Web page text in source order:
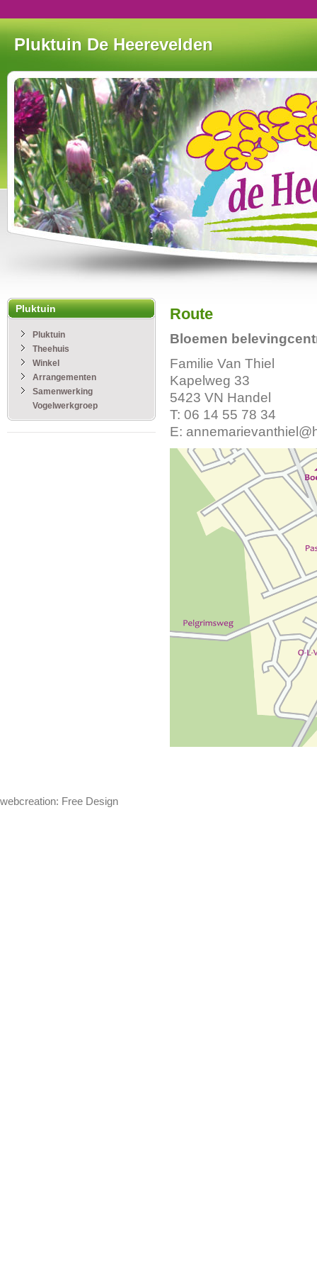
Pluktuin De Heerevelden
Pluktuin
Pluktuin
Theehuis
Winkel
Arrangementen
Samenwerking
Vogelwerkgroep
Route
Bloemen
Familie Van Thiel
Kapelweg 33
5423 VN Handel
T: 06 14 55 78 34
E:
webcreation: Free Design